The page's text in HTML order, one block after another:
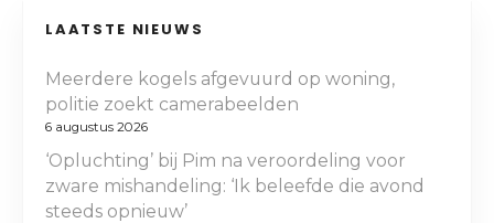
LAATSTE NIEUWS
Meerdere kogels afgevuurd op woning,
politie zoekt camerabeelden
6 augustus 2026
‘Opluchting’ bij Pim na veroordeling voor
zware mishandeling: ‘Ik beleefde die avond
steeds opnieuw’